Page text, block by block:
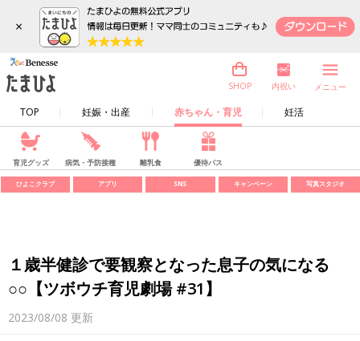
×
TOP 妊娠・出産 赤ちゃん・育児 妊活
SHOP 内祝い メニュー
育児グッズ 病気・予防接種 離乳食 優待パス
ひよこクラブ アプリ SNS キャンペーン 写真スタジオ
１歳半健診で要観察となった息子の気になる
○○【ツボウチ育児劇場 #31】
2023/08/08 更新